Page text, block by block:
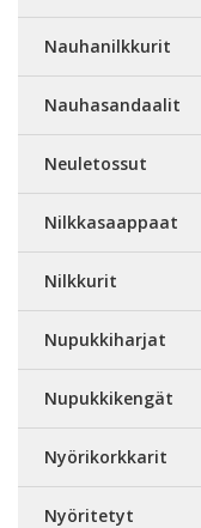
Nauhanilkkurit
Nauhasandaalit
Neuletossut
Nilkkasaappaat
Nilkkurit
Nupukkiharjat
Nupukkikengät
Nyörikorkkarit
Nyöritetyt